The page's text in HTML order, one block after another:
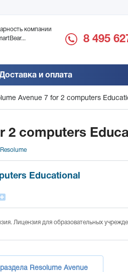
компании
8 495
и оплата
Avenue 7 for 2 computers
2 computers
Resolume
Educational
Лицензия для образовательных
Resolume Avenue